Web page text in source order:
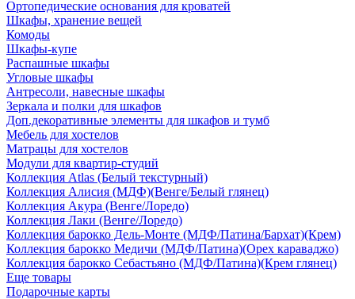
Ортопедические основания для кроватей
Шкафы, хранение вещей
Комоды
Шкафы-купе
Распашные шкафы
Угловые шкафы
Антресоли, навесные шкафы
Зеркала и полки для шкафов
Доп.декоративные элементы для шкафов и тумб
Мебель для хостелов
Матрацы для хостелов
Модули для квартир-студий
Коллекция Atlas (Белый текстурный)
Коллекция Алисия (МДФ)(Венге/Белый глянец)
Коллекция Акура (Венге/Лоредо)
Коллекция Лаки (Венге/Лоредо)
Коллекция барокко Дель-Монте (МДФ/Патина/Бархат)(Крем)
Коллекция барокко Медичи (МДФ/Патина)(Орех караваджо)
Коллекция барокко Себастьяно (МДФ/Патина)(Крем глянец)
Еще товары
Подарочные карты